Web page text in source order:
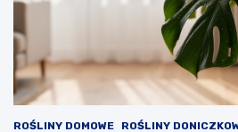
ROŚLINY DOMOWE ROŚLINY